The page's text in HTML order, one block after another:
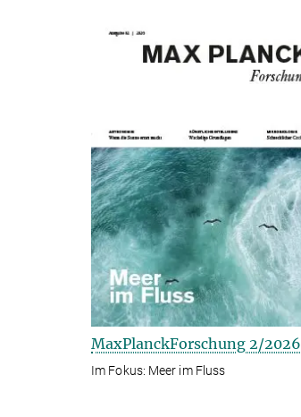
MaxPlanckForschung 2/2026
Im Fokus: Meer im Fluss